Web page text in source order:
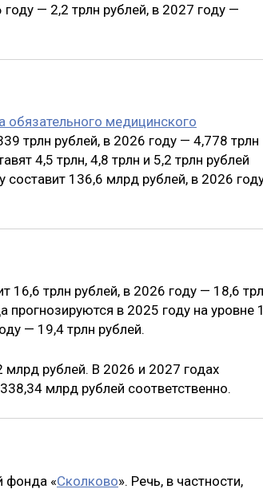
— 2,2 трлн рублей, в 2027 году —
медицинского
трлн рублей, в 2026 году — 4,778 трлн
4,5 трлн, 4,8 трлн и 5,2 трлн рублей
136,6 млрд рублей, в 2026
16,6 трлн рублей, в 2026 году — 18,6
прогнозируются в 2025 году на уровне
— 19,4 трлн рублей.
рублей. В 2026 и 2027 годах
млрд рублей соответственно.
фонда «Сколково». Речь, в частности,